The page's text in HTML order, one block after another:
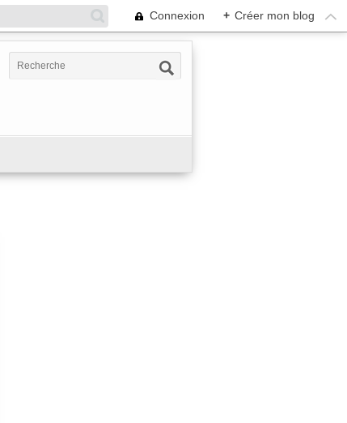
Connexion + Créer mon blog